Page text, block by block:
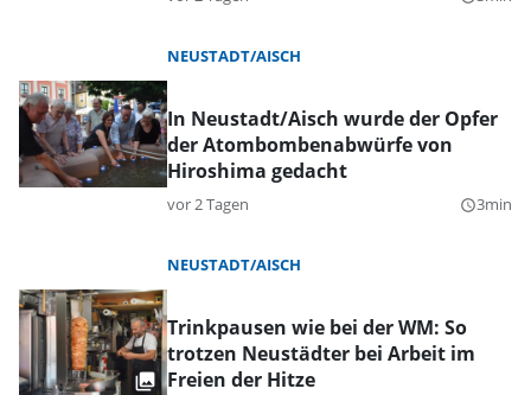
NEUSTADT/AISCH
In Neustadt/Aisch wurde der Opfer
der Atombombenabwürfe von
Hiroshima gedacht
vor 2 Tagen query_builder3min
NEUSTADT/AISCH
Trinkpausen wie bei der WM: So
trotzen Neustädter bei Arbeit im
Freien der Hitze